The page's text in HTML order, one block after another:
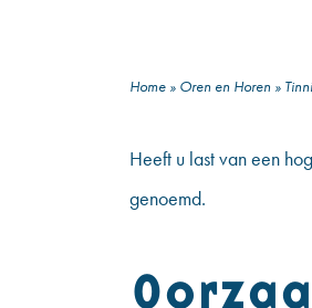
Home » Oren en Horen »
Heeft u last van een
genoemd.